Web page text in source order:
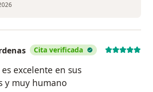
Cita verificada
excelente en sus
y muy humano